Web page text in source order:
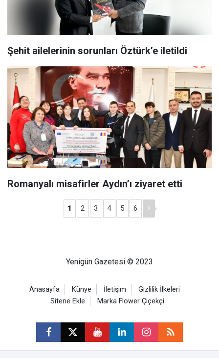
Şehit ailelerinin sorunları Öztürk’e iletildi
Romanyalı misafirler Aydın’ı ziyaret etti
1 2 3 4 5 6
Yenigün Gazetesi © 2023
Anasayfa Künye İletişim
Gizlilik İlkeleri
Sitene Ekle
Marka Flower Çiçekçi